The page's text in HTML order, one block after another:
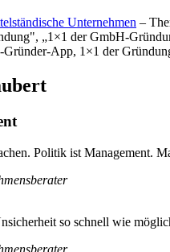
Unternehmen –
„1×1 der GmbH-
App, 1×1 der
Politik ist Management.
so schnell wie